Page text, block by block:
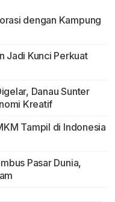
dengan Kampung
Jadi Kunci Perkuat
Danau Sunter
Kreatif
Tampil di Indonesia
Pasar Dunia,